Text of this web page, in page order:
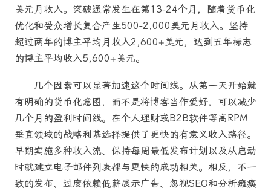
美元月收入。突破通常发生在第13-24个月，随着货币化
优化和受众增长复合产生500-2,000美元月收入。坚持
超过两年的博主平均月收入2,600+美元，达到五年标志
的博主平均收入5,600+美元。
几个因素可以显著加速这个时间线。从第一天开始就
有明确的货币化意图，而不是将博客当作爱好，可以减少
几个月的盈利时间线。在个人理财或B2B软件等高RPM
垂直领域的战略利基选择提供了更快的有意义收入路径。
早期实施多种收入流、保持每周最低发布计划以及从启动
时就建立电子邮件列表都与更快的成功相关。相反，不一
致的发布、过度依赖低薪展示广告、忽视SEO和分析瘫痪